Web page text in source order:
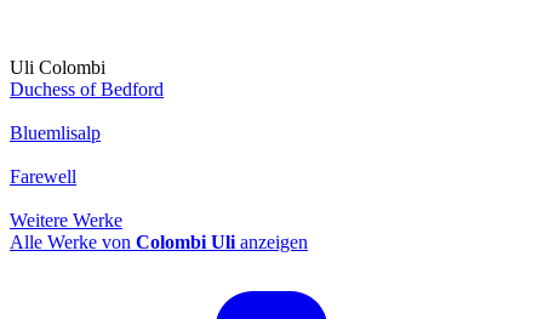
Uli Colombi
Duchess of Bedford
Bluemlisalp
Farewell
Weitere Werke
Alle Werke von Colombi Uli anzeigen